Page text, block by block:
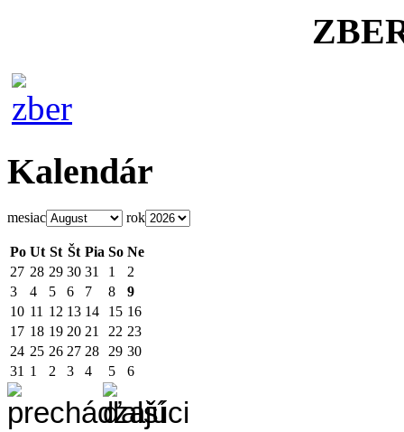
Kalendár
mesiac rok
Po Ut St Št Pia So Ne
27 28 29 30 31 1
2
3
4 5 6 7 8
9
10 11 12 13 14 15 16
17 18 19 20 21 22 23
24 25 26 27 28 29 30
31 1 2 3 4 5 6